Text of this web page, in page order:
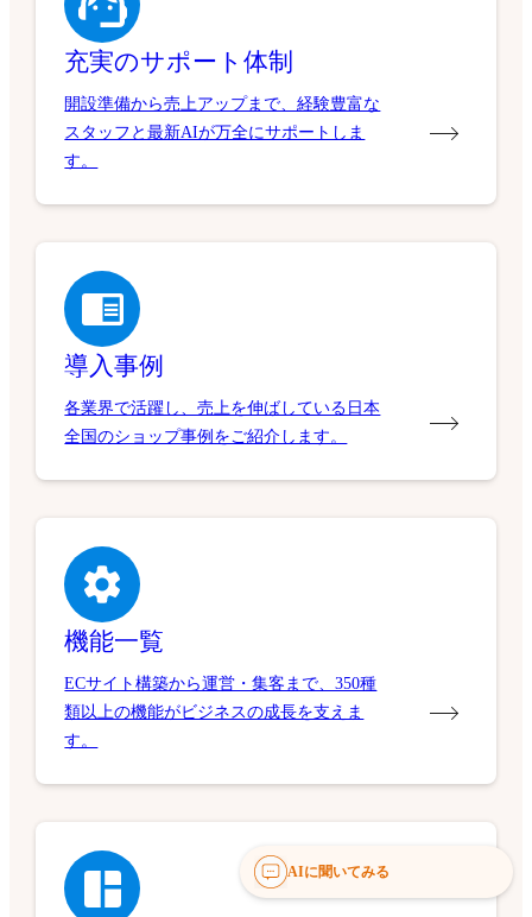
充実のサポート体制
開設準備から売上アップまで、経験豊富な
スタッフと最新AIが万全にサポートしま
す。
導入事例
各業界で活躍し、売上を伸ばしている日本
全国のショップ事例をご紹介します。
機能一覧
ECサイト構築から運営・集客まで、350種
類以上の機能がビジネスの成長を支えま
す。
AIに聞いてみる